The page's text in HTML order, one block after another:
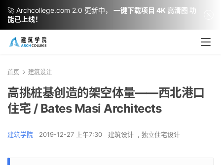
首页 建筑设计
高挑桩基创造的架空体量——西北港口
住宅 / Bates Masi Architects
建筑学院 2019-12-27 上午7:30 建筑设计 , 独立住宅设计
🚀 Archcollege.com 2.0 更新中，
一键下载项目 4K 高清图 功
能已上线！